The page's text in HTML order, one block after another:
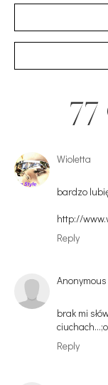
Wioletta
bardzo
http://
Reply
Anonymous
brak mi
ciuchach...;o
Reply